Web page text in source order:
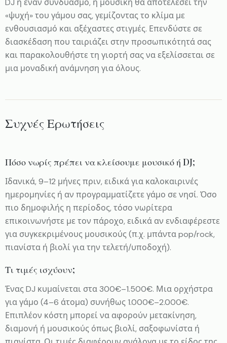
«ψυχή» του γάμου σας, γεμίζοντας το κλίμα με
ενθουσιασμό και αξέχαστες στιγμές. Επενδύστε σε
διασκέδαση που ταιριάζει στην προσωπικότητά σας
και παρακολουθήστε τη γιορτή σας να εξελίσσεται σε
μια μοναδική ανάμνηση για όλους.
Συχνές Ερωτήσεις
Πόσο νωρίς πρέπει να κλείσουμε μουσικό ή DJ;
Ιδανικά, 9–12 μήνες πριν, ειδικά για καλοκαιρινές
ημερομηνίες ή αν προγραμματίζετε γάμο σε νησί. Όσο
πιο δημοφιλής η περίοδος, τόσο νωρίτερα
επικοινωνήστε με τον πάροχο, ειδικά αν ενδιαφέρεστε
για συγκεκριμένους μουσικούς (π.χ. μπάντα pop/rock,
πιανίστα ή βιολί για την τελετή/υποδοχή).
Τι τιμές ισχύουν;
Ένας DJ κυμαίνεται στα 300€–1.500€. Μια ορχήστρα
για γάμο (4–6 άτομα) συνήθως 1.000€–2.000€.
Επιπλέον κόστη μπορεί να αφορούν μετακίνηση,
διαμονή ή μουσικούς όπως βιολί, σαξοφωνίστα ή